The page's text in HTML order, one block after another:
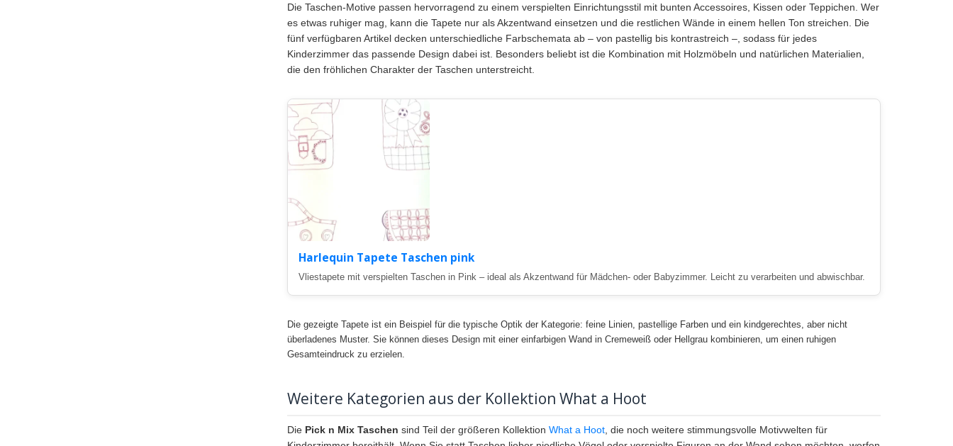
Die Taschen-Motive passen hervorragend zu einem verspielten Einrichtungsstil mit bunten Accessoires, Kissen oder Teppichen. Wer
es etwas ruhiger mag, kann die Tapete nur als Akzentwand einsetzen und die restlichen Wände in einem hellen Ton streichen. Die
fünf verfügbaren Artikel decken unterschiedliche Farbschemata ab – von pastellig bis kontrastreich –, sodass für jedes
Kinderzimmer das passende Design dabei ist. Besonders beliebt ist die Kombination mit Holzmöbeln und natürlichen Materialien,
die den fröhlichen Charakter der Taschen unterstreicht.
Harlequin Tapete Taschen pink
Vliestapete mit verspielten Taschen in Pink – ideal als Akzentwand für Mädchen- oder Babyzimmer. Leicht zu verarbeiten und abwischbar.
Die gezeigte Tapete ist ein Beispiel für die typische Optik der Kategorie: feine Linien, pastellige Farben und ein kindgerechtes, aber nicht
überladenes Muster. Sie können dieses Design mit einer einfarbigen Wand in Cremeweiß oder Hellgrau kombinieren, um einen ruhigen
Gesamteindruck zu erzielen.
Weitere Kategorien aus der Kollektion What a Hoot
Die Pick n Mix Taschen sind Teil der größeren Kollektion What a Hoot, die noch weitere stimmungsvolle Motivwelten für